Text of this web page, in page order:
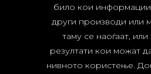
било кои
други производи или
таму се наоѓаат,
резултати кои можат
нивното користење.